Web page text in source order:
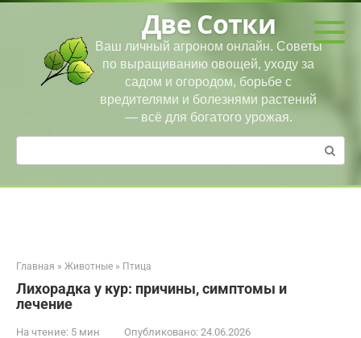
Перейти
Две Сотки
Ваш личный агроном онлайн. Советы
по выращиванию овощей, уходу за
садом и огородом, борьбе с
вредителями и болезнями растений
— всё для богатого урожая.
Поиск:
Главная » Животные » Птица
Лихорадка у кур: причины, симптомы и
лечение
На чтение: 5 мин Опубликовано: 24.06.2026